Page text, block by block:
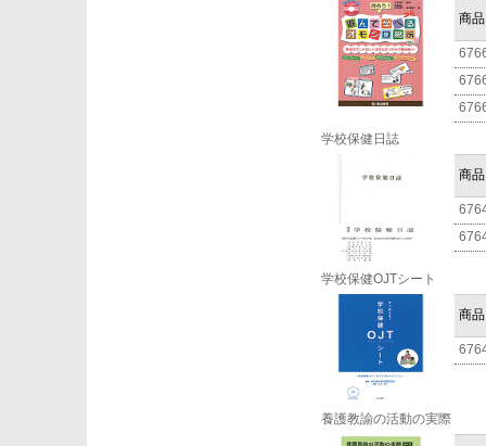
商
学校保健日誌
商
学校保健OJTシート
商
養護教諭の活動の実際